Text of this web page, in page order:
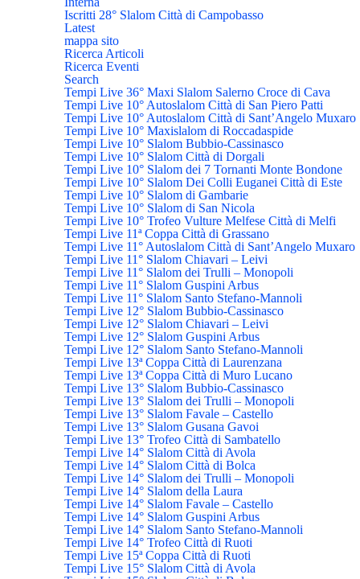
Iscritti 28° Slalom Città di Campobasso
Latest
mappa sito
Ricerca Articoli
Ricerca Eventi
Search
Tempi Live 36° Maxi Slalom Salerno Croce di Cava
Tempi Live 10° Autoslalom Città di San Piero Patti
Tempi Live 10° Autoslalom Città di Sant’Angelo Muxaro
Tempi Live 10° Maxislalom di Roccadaspide
Tempi Live 10° Slalom Bubbio-Cassinasco
Tempi Live 10° Slalom Città di Dorgali
Tempi Live 10° Slalom dei 7 Tornanti Monte Bondone
Tempi Live 10° Slalom Dei Colli Euganei Città di Este
Tempi Live 10° Slalom di Gambarie
Tempi Live 10° Slalom di San Nicola
Tempi Live 10° Trofeo Vulture Melfese Città di Melfi
Tempi Live 11ª Coppa Città di Grassano
Tempi Live 11° Autoslalom Città di Sant’Angelo Muxaro
Tempi Live 11° Slalom Chiavari – Leivi
Tempi Live 11° Slalom dei Trulli – Monopoli
Tempi Live 11° Slalom Guspini Arbus
Tempi Live 11° Slalom Santo Stefano-Mannoli
Tempi Live 12° Slalom Bubbio-Cassinasco
Tempi Live 12° Slalom Chiavari – Leivi
Tempi Live 12° Slalom Guspini Arbus
Tempi Live 12° Slalom Santo Stefano-Mannoli
Tempi Live 13ª Coppa Città di Laurenzana
Tempi Live 13ª Coppa Città di Muro Lucano
Tempi Live 13° Slalom Bubbio-Cassinasco
Tempi Live 13° Slalom dei Trulli – Monopoli
Tempi Live 13° Slalom Favale – Castello
Tempi Live 13° Slalom Gusana Gavoi
Tempi Live 13° Trofeo Città di Sambatello
Tempi Live 14° Slalom Città di Avola
Tempi Live 14° Slalom Città di Bolca
Tempi Live 14° Slalom dei Trulli – Monopoli
Tempi Live 14° Slalom della Laura
Tempi Live 14° Slalom Favale – Castello
Tempi Live 14° Slalom Guspini Arbus
Tempi Live 14° Slalom Santo Stefano-Mannoli
Tempi Live 14° Trofeo Città di Ruoti
Tempi Live 15ª Coppa Città di Ruoti
Tempi Live 15° Slalom Città di Avola